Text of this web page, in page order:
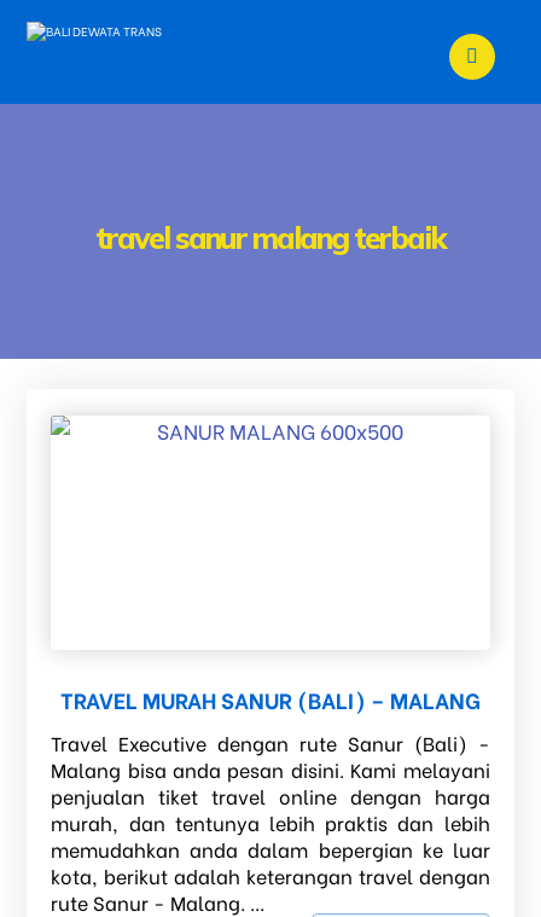
travel sanur malang terbaik
TRAVEL MURAH SANUR (BALI) – MALANG
Travel Executive dengan rute Sanur (Bali) -
Malang bisa anda pesan disini. Kami melayani
penjualan tiket travel online dengan harga
murah, dan tentunya lebih praktis dan lebih
memudahkan anda dalam bepergian ke luar
kota, berikut adalah keterangan travel dengan
rute Sanur - Malang. ...